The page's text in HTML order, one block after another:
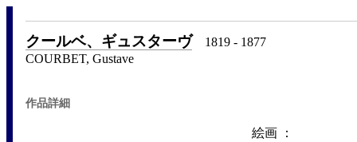
クールベ、ギュスターヴ 1819 - 1877
COURBET, Gustave
作品詳細
絵画 ：